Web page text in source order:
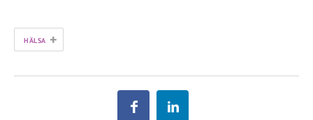
HÄLSA +